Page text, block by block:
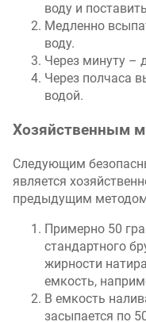
воду и
Медленно
воду.
Через минуту –
Через полчаса
водой.
Хозяйственным
Следующим
является
предыдущим
Примерно 50
стандартного
жирности
емкость,
В емкость
засыпается по